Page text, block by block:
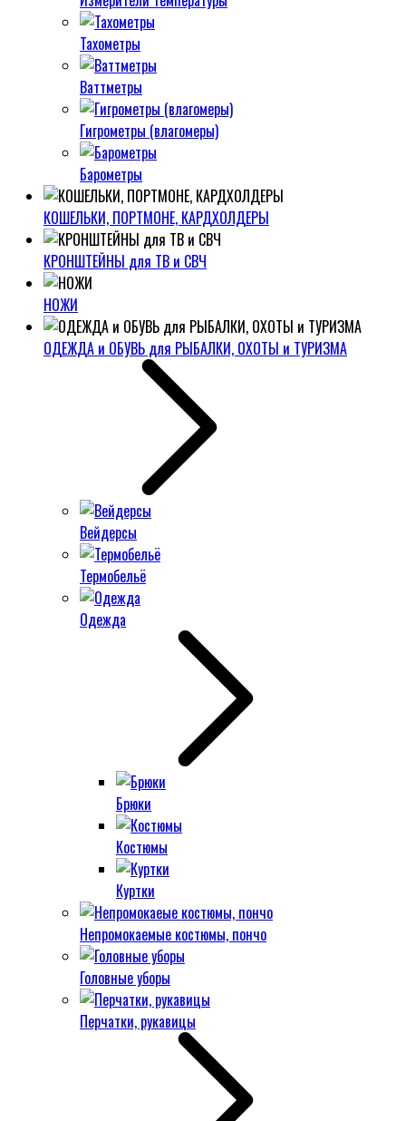
Тахометры
Ваттметры
Гигрометры (влагомеры)
Барометры
КОШЕЛЬКИ, ПОРТМОНЕ, КАРДХОЛДЕРЫ
КРОНШТЕЙНЫ для ТВ и СВЧ
НОЖИ
ОДЕЖДА и ОБУВЬ для РЫБАЛКИ, ОХОТЫ и ТУРИЗМА
Вейдерсы
Термобельё
Одежда
Брюки
Костюмы
Куртки
Непромокаемые костюмы, пончо
Головные уборы
Перчатки, рукавицы